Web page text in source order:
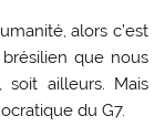
alors c’est
que nous
soit ailleurs. Mais
du G7.